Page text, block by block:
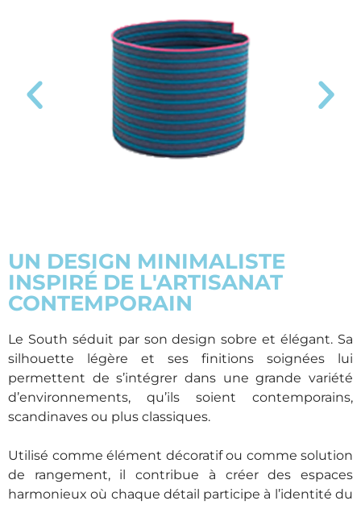
UN DESIGN MINIMALISTE
INSPIRÉ DE L'ARTISANAT
CONTEMPORAIN
Le South séduit par son design sobre et élégant. Sa
silhouette légère et ses finitions soignées lui
permettent de s’intégrer dans une grande variété
d’environnements, qu’ils soient contemporains,
scandinaves ou plus classiques.
Utilisé comme élément décoratif ou comme solution
de rangement, il contribue à créer des espaces
harmonieux où chaque détail participe à l’identité du